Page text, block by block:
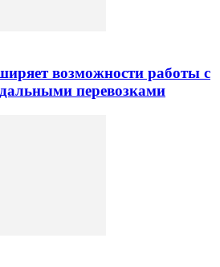
возможности работы с
перевозками